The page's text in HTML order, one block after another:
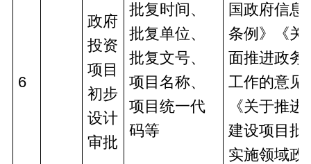
6
政府
投资
项目
初步
设计
审批
批复时间、
批复单位、
批复文号、
项目名称、
项目统一代
码等
国政府信息
条例》《关
面推进政务
工作的意见
《关于推进
建设项目批
实施领域政